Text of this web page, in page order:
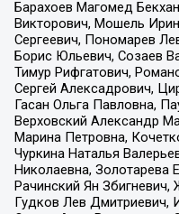
Барахоев Магомед
Викторович, Мошель
Сергеевич, Пономарев
Борис Юльевич, Созаев
Тимур Рифгатович,
Сергей Алексадрович,
Гасан Ольга Павловна,
Верховский Александр
Марина Петровна,
Чуркина Наталья
Николаевна, Золотарева
Рачинский Ян
Гудков Лев Дмитриевич,